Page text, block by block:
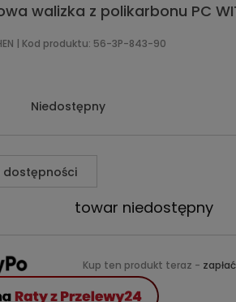
walizka z polikarbonu PC
| Kod produktu: 56-3P-843-90
Niedostępny
dostępności
towar niedostępny
Kup ten produkt teraz -